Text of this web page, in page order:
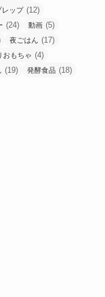
レップ(12)
(24) 動画 (5)
夜ごはん (17)
おもちゃ (4)
(19) 発酵食品 (18)